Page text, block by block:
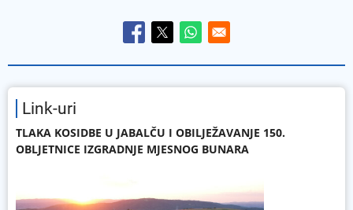
Link-uri
TLAKA KOSIDBE U JABALČU I OBILJEŽAVANJE 150.
OBLJETNICE IZGRADNJE MJESNOG BUNARA